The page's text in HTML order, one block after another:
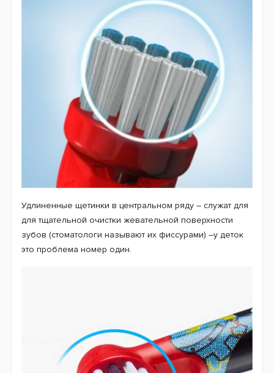
возраста привыкать к правильному уходу за зубами и
всей полостью рта.
Щетинки ExtraSoft Flowered Bristles
Более длинные щетинки по центру